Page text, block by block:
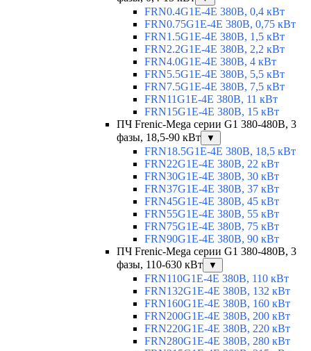
FRN0.4G1E-4E 380В, 0,4 кВт
FRN0.75G1E-4E 380В, 0,75 кВт
FRN1.5G1E-4E 380В, 1,5 кВт
FRN2.2G1E-4E 380В, 2,2 кВт
FRN4.0G1E-4E 380В, 4 кВт
FRN5.5G1E-4E 380В, 5,5 кВт
FRN7.5G1E-4E 380В, 7,5 кВт
FRN11G1E-4E 380В, 11 кВт
FRN15G1E-4E 380В, 15 кВт
ПЧ Frenic-Mega серии G1 380-480В, 3
фазы, 18,5-90 кВт
▼
FRN18.5G1E-4E 380В, 18,5 кВт
FRN22G1E-4E 380В, 22 кВт
FRN30G1E-4E 380В, 30 кВт
FRN37G1E-4E 380В, 37 кВт
FRN45G1E-4E 380В, 45 кВт
FRN55G1E-4E 380В, 55 кВт
FRN75G1E-4E 380В, 75 кВт
FRN90G1E-4E 380В, 90 кВт
ПЧ Frenic-Mega серии G1 380-480В, 3
фазы, 110-630 кВт
▼
FRN110G1E-4E 380В, 110 кВт
FRN132G1E-4E 380В, 132 кВт
FRN160G1E-4E 380В, 160 кВт
FRN200G1E-4E 380В, 200 кВт
FRN220G1E-4E 380В, 220 кВт
FRN280G1E-4E 380В, 280 кВт